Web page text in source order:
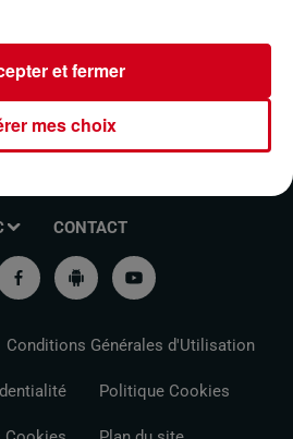
CONTACT
Conditions Générales d'Utilisation
Politique Cookies
mes choix
et fermer